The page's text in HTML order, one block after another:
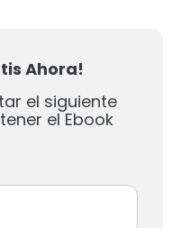
Ahora!
el siguiente
el Ebook